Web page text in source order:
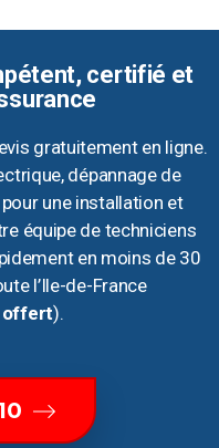
certifié et
gratuitement en ligne.
dépannage de
une installation et
équipe de techniciens
en moins de 30
l’Ile-de-France
offert).